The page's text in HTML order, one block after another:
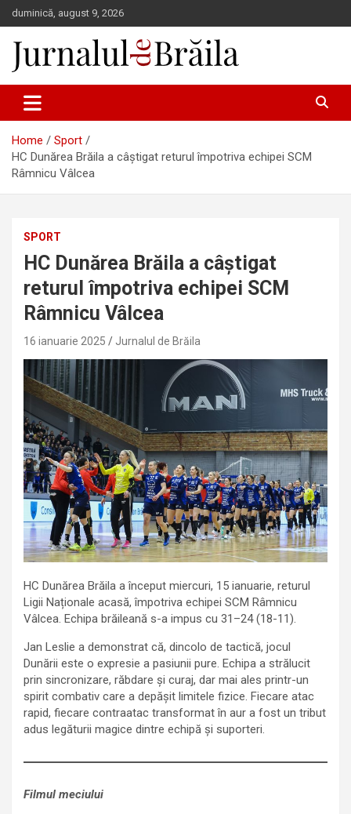
Skip
to
content
duminică, august 9, 2026
Jurnalul de Brăila
Home
Sport
HC Dunărea Brăila a câștigat returul împotriva echipei SCM
Râmnicu Vâlcea
SPORT
HC Dunărea Brăila a câștigat
returul împotriva echipei SCM
Râmnicu Vâlcea
16 ianuarie 2025 Jurnalul de Brăila
HC Dunărea Brăila a început miercuri, 15 ianuarie, returul
Ligii Naționale acasă, împotriva echipei SCM Râmnicu
Vâlcea. Echipa brăileană s-a impus cu 31–24 (18-11).
Jan Leslie a demonstrat că, dincolo de tactică, jocul
Dunării este o expresie a pasiunii pure. Echipa a strălucit
prin sincronizare, răbdare și curaj, dar mai ales printr-un
spirit combativ care a depășit limitele fizice. Fiecare atac
rapid, fiecare contraatac transformat în aur a fost un tribut
adus legăturii magice dintre echipă și suporteri.
Filmul meciului